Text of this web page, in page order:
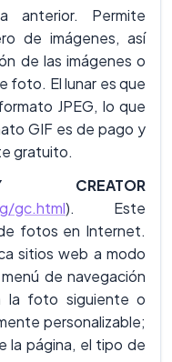
anterior. Permite
de imágenes, así
de las imágenes o
foto. El lunar es que
JPEG, lo que
GIF es de pago y
gratuito.
CREATOR
gc.html). Este
fotos en Internet.
sitios web a modo
de navegación
la foto siguiente o
personalizable;
la página, el tipo de